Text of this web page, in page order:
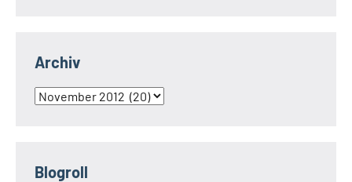
Archiv
Archiv
Blogroll